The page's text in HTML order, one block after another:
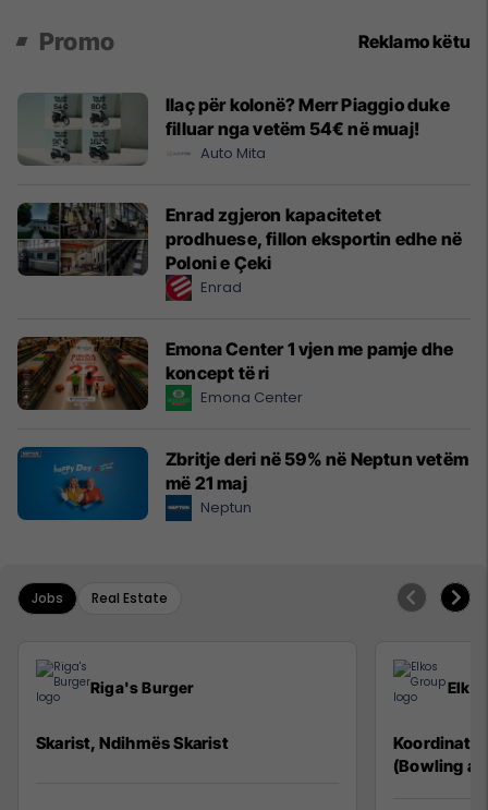
Promo Reklamo këtu
Ilaç për kolonë? Merr Piaggio duke
filluar nga vetëm 54€ në muaj!
Auto Mita
Enrad zgjeron kapacitetet
prodhuese, fillon eksportin edhe në
Poloni e Çeki
Enrad
Emona Center 1 vjen me pamje dhe
koncept të ri
Emona Center
Zbritje deri në 59% në Neptun vetëm
më 21 maj
Neptun
Jobs Real Estate
Riga's Burger
Skarist, Ndihmës Skarist
(Bowling